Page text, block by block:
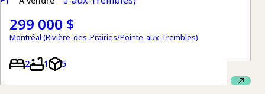
299 000 $
Montréal (Rivière-des-Prairies/Pointe-aux-Trembles)
2 1 5